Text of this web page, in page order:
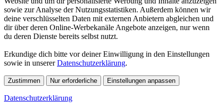
sowie zur Analyse der Nutzungsstatistiken. Außerdem können wir
deine verschlüsselten Daten mit externen Anbietern abgleichen und
dir über deren Online-Werbekanäle Angebote anzeigen, nur wenn
du deren Dienste bereits selbst nutzt.
Erkundige dich bitte vor deiner Einwilligung in den Einstellungen
sowie in unsererDatenschutzerklärung.
Zustimmen Nur erforderliche Einstellungen anpassen
Datenschutzerklärung